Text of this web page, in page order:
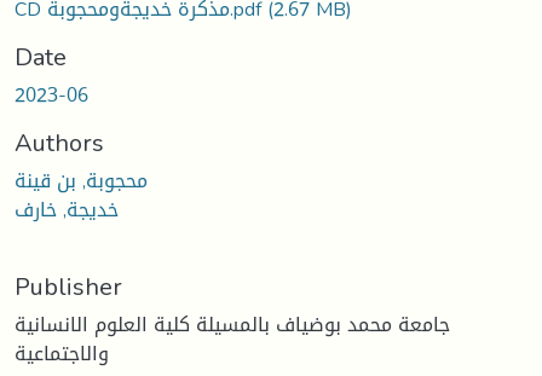
CD مذكرة خديجةومحجوبة.pdf(2.67 MB)
Date
2023-06
Authors
محجوبة, بن قينة
خديجة, خارف
Publisher
جامعة محمد بوضياف بالمسيلة كلية العلوم الانسانية
والاجتماعية